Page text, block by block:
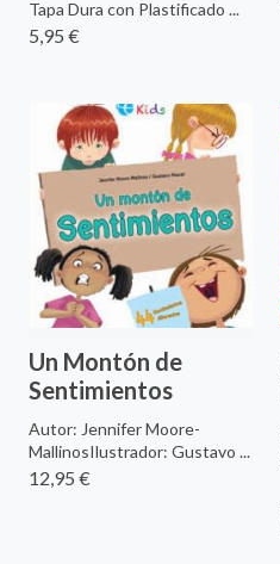
Tapa Dura con Plastificado ...
5,95 €
Un Montón de
Sentimientos
Autor: Jennifer Moore-
MallinosIlustrador: Gustavo ...
12,95 €